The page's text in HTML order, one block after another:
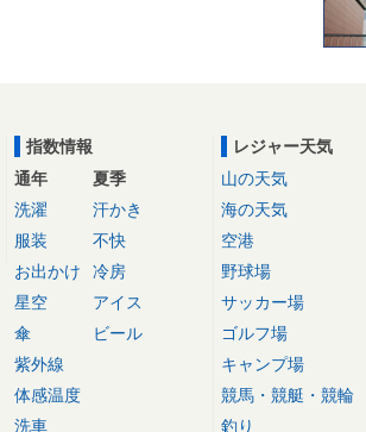
指数情報
通年
洗濯
服装
お出かけ
星空
傘
紫外線
体感温度
洗車
夏季
汗かき
不快
冷房
アイス
ビール
レジャー天気
山の天気
海の天気
空港
野球場
サッカー場
ゴルフ場
キャンプ場
競馬・競艇・競輪
釣り